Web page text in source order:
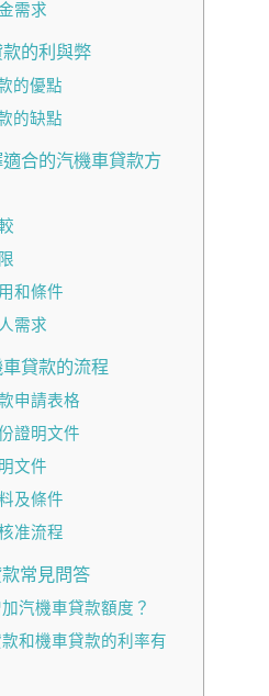
需求
的利與弊
的優點
的缺點
合的汽機車貸款方
和條件
需求
貸款的流程
申請表格
證明文件
文件
及條件
准流程
常見問答
汽機車貸款額度？
和機車貸款的利率有